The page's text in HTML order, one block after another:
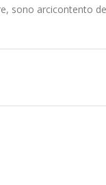
sono arcicontento